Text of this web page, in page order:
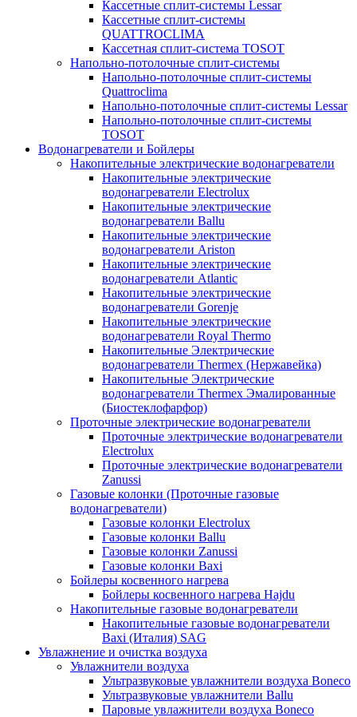
Кассетные сплит-системы Lessar
Кассетные сплит-системы
QUATTROCLIMA
Кассетная сплит-система TOSOT
Напольно-потолочные сплит-системы
Напольно-потолочные сплит-системы
Quattroclima
Напольно-потолочные сплит-системы Lessar
Напольно-потолочные сплит-системы
TOSOT
Водонагреватели и Бойлеры
Накопительные электрические водонагреватели
Накопительные электрические
водонагреватели Electrolux
Накопительные электрические
водонагреватели Ballu
Накопительные электрические
водонагреватели Ariston
Накопительные электрические
водонагреватели Atlantic
Накопительные электрические
водонагреватели Gorenje
Накопительные электрические
водонагреватели Royal Thermo
Накопительные Электрические
водонагреватели Thermex (Нержавейка)
Накопительные Электрические
водонагреватели Thermex Эмалированные
(Биостеклофарфор)
Проточные электрические водонагреватели
Проточные электрические водонагреватели
Electrolux
Проточные электрические водонагреватели
Zanussi
Газовые колонки (Проточные газовые
водонагреватели)
Газовые колонки Electrolux
Газовые колонки Ballu
Газовые колонки Zanussi
Газовые колонки Baxi
Бойлеры косвенного нагрева
Бойлеры косвенного нагрева Hajdu
Накопительные газовые водонагреватели
Накопительные газовые водонагреватели
Baxi (Италия) SAG
Увлажнение и очистка воздуха
Увлажнители воздуха
Ультразвуковые увлажнители воздуха Boneco
Ультразвуковые увлажнители Ballu
Паровые увлажнители воздуха Boneco